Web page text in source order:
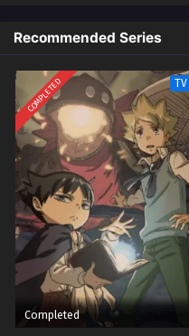
menengah!
Recommended Series
COMPLETED TV
Completed